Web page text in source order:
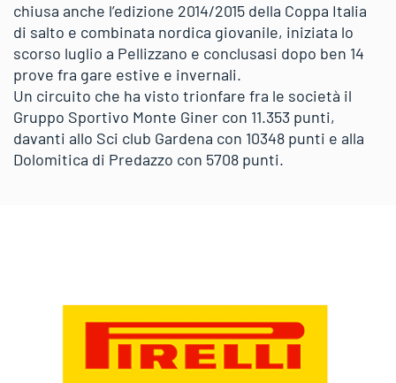
chiusa anche l’edizione 2014/2015 della Coppa Italia
di salto e combinata nordica giovanile, iniziata lo
scorso luglio a Pellizzano e conclusasi dopo ben 14
prove fra gare estive e invernali.
Un circuito che ha visto trionfare fra le società il
Gruppo Sportivo Monte Giner con 11.353 punti,
davanti allo Sci club Gardena con 10348 punti e alla
Dolomitica di Predazzo con 5708 punti.